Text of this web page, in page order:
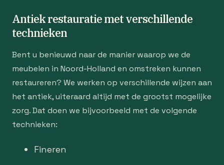
Antiek restauratie met verschillende
technieken
Bent u benieuwd naar de manier waarop we de
meubelen in Noord-Holland en omstreken kunnen
restaureren? We werken op verschillende wijzen aan
het antiek, uiteraard altijd met de grootst mogelijke
zorg. Dat doen we bijvoorbeeld met de volgende
technieken:
Fineren